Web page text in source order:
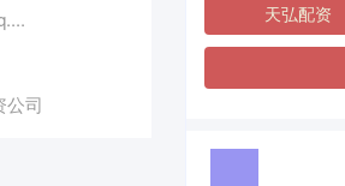
公司
天弘配资